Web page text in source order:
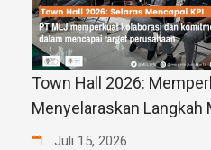
Town Hall 2026:
Menyelaraskan Langkah
Juli 15, 2026